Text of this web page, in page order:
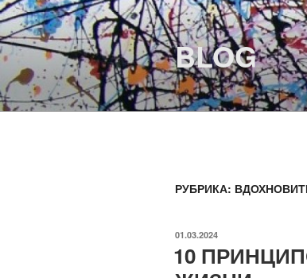
Перейти
к
содержимому
BLOG
РУБРИКА:
ОПУБЛИКОВАНО
01.03.2024
10